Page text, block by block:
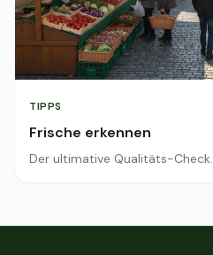
TIPPS
Frische erkennen
Der ultimative Qualitäts-Check.